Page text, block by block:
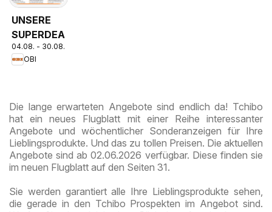
UNSERE
SUPERDEALS!
04.08. - 30.08.2026
OBI
Die lange erwarteten Angebote sind endlich da! Tchibo
hat ein neues Flugblatt mit einer Reihe interessanter
Angebote und wöchentlicher Sonderanzeigen für Ihre
Lieblingsprodukte. Und das zu tollen Preisen. Die aktuellen
Angebote sind ab 02.06.2026 verfügbar. Diese finden sie
im neuen Flugblatt auf den Seiten 31.
Sie werden garantiert alle Ihre Lieblingsprodukte sehen,
die gerade in den Tchibo Prospekten im Angebot sind.